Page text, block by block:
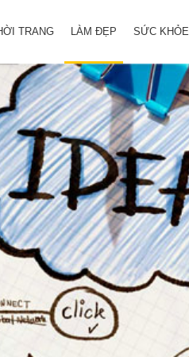
TRANG LÀM ĐẸP SỨC KHỎE